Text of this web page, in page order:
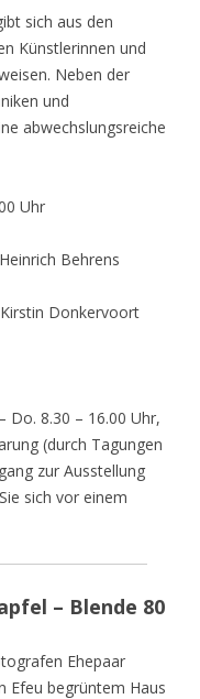
sich aus den
Künstlerinnen und
Neben der
und
abwechslungsreiche
Uhr
Behrens
Donkervoort
Do. 8.30 – 16.00 Uhr,
(durch Tagungen
zur Ausstellung
sich vor einem
– Blende 80
Ehepaar
Efeu begrüntem Haus